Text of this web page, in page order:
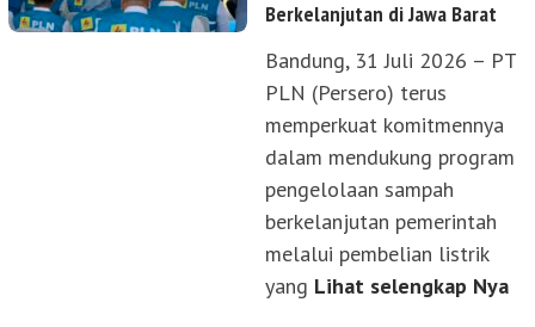
Berkelanjutan di Jawa Barat
Bandung, 31 Juli 2026 – PT
PLN (Persero) terus
memperkuat komitmennya
dalam mendukung program
pengelolaan sampah
berkelanjutan pemerintah
melalui pembelian listrik
yang Lihat selengkap Nya